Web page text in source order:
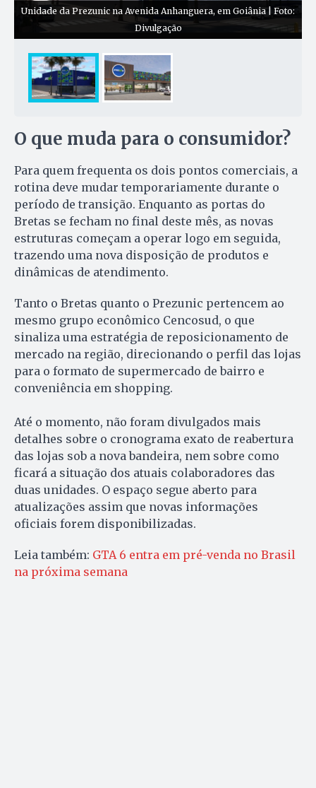
Unidade da Prezunic na Avenida Anhanguera, em Goiânia | Foto:
Divulgação
O que muda para o consumidor?
Para quem frequenta os dois pontos comerciais, a
rotina deve mudar temporariamente durante o
período de transição. Enquanto as portas do
Bretas se fecham no final deste mês, as novas
estruturas começam a operar logo em seguida,
trazendo uma nova disposição de produtos e
dinâmicas de atendimento.
Tanto o Bretas quanto o Prezunic pertencem ao
mesmo grupo econômico Cencosud, o que
sinaliza uma estratégia de reposicionamento de
mercado na região, direcionando o perfil das lojas
para o formato de supermercado de bairro e
conveniência em shopping.
Até o momento, não foram divulgados mais
detalhes sobre o cronograma exato de reabertura
das lojas sob a nova bandeira, nem sobre como
ficará a situação dos atuais colaboradores das
duas unidades. O espaço segue aberto para
atualizações assim que novas informações
oficiais forem disponibilizadas.
Leia também: GTA 6 entra em pré-venda no Brasil
na próxima semana